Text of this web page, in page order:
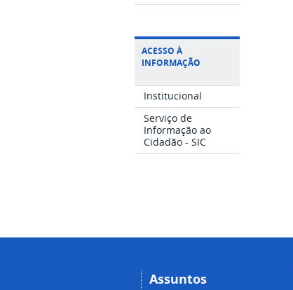
ACESSO À
INFORMAÇÃO
Institucional
Serviço de
Informação ao
Cidadão - SIC
Assuntos